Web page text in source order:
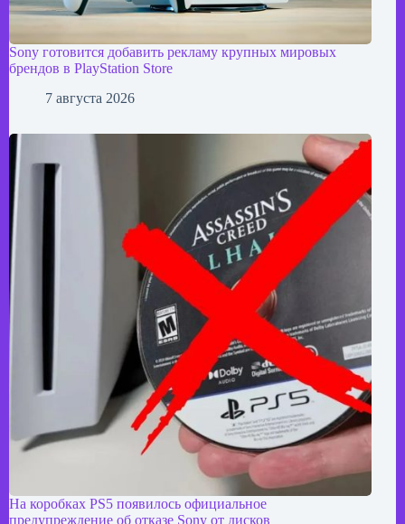
Sony готовится добавить рекламу крупных мировых
брендов в PlayStation Store
7 августа 2026
На коробках PS5 появилось официальное
предупреждение об отказе Sony от дисков